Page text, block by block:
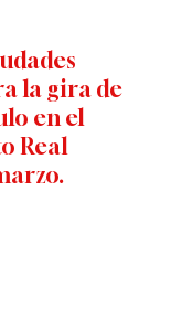
la gira de
en el
Real